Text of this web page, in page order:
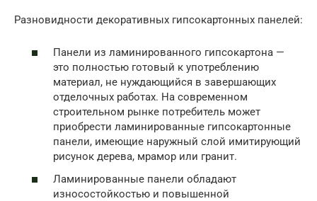
Разновидности декоративных гипсокартонных панелей:
Панели из ламинированного гипсокартона —
это полностью готовый к употреблению
материал, не нуждающийся в завершающих
отделочных работах. На современном
строительном рынке потребитель может
приобрести ламинированные гипсокартонные
панели, имеющие наружный слой имитирующий
рисунок дерева, мрамор или гранит.
Ламинированные панели обладают
износостойкостью и повышенной